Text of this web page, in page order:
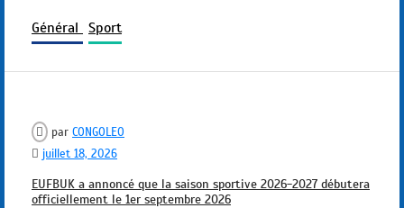
Général Sport
par CONGOLEO
juillet 18, 2026
EUFBUK a annoncé que la saison sportive 2026-2027 débutera
officiellement le 1er septembre 2026